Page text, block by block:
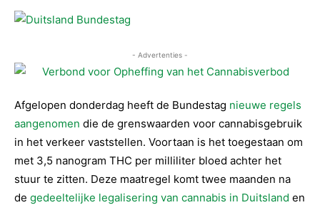
- Advertenties -
Afgelopen donderdag heeft de Bundestag nieuwe regels
aangenomen die de grenswaarden voor cannabisgebruik
in het verkeer vaststellen. Voortaan is het toegestaan om
met 3,5 nanogram THC per milliliter bloed achter het
stuur te zitten. Deze maatregel komt twee maanden na
de gedeeltelijke legalisering van cannabis in Duitsland en